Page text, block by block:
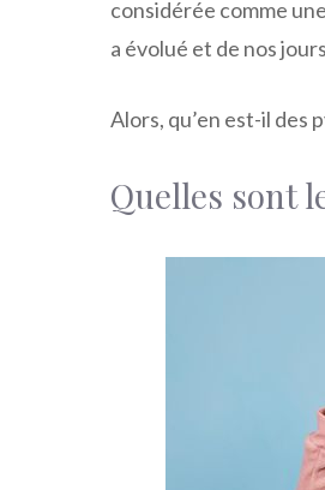
considérée comme
a évolué et de nos
Alors, qu’en est-il des
Quelles sont